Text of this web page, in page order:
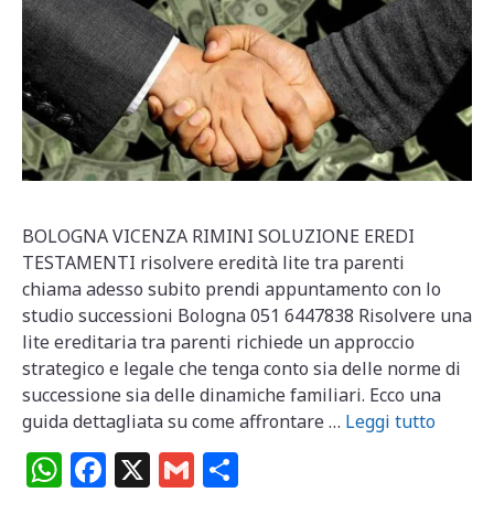
BOLOGNA VICENZA RIMINI SOLUZIONE EREDI
TESTAMENTI risolvere eredità lite tra parenti
chiama adesso subito prendi appuntamento con lo
studio successioni Bologna 051 6447838 Risolvere una
lite ereditaria tra parenti richiede un approccio
strategico e legale che tenga conto sia delle norme di
successione sia delle dinamiche familiari. Ecco una
guida dettagliata su come affrontare … Leggi tutto
W F X G